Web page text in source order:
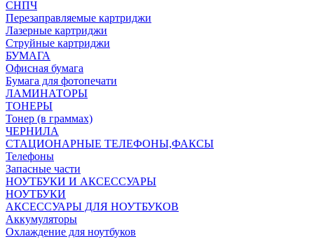
СНПЧ
Перезаправляемые картриджи
Лазерные картриджи
Струйные картриджи
БУМАГА
Офисная бумага
Бумага для фотопечати
ЛАМИНАТОРЫ
ТОНЕРЫ
Тонер (в граммах)
ЧЕРНИЛА
СТАЦИОНАРНЫЕ ТЕЛЕФОНЫ,ФАКСЫ
Телефоны
Запасные части
НОУТБУКИ И АКСЕССУАРЫ
НОУТБУКИ
АКСЕССУАРЫ ДЛЯ НОУТБУКОВ
Аккумуляторы
Охлаждение для ноутбуков